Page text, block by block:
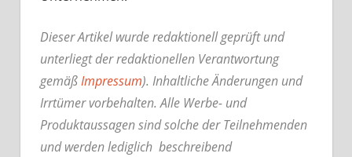
Dieser Artikel wurde redaktionell geprüft und
unterliegt der redaktionellen Verantwortung
gemäßImpressum). Inhaltliche Änderungen und
Irrtümer vorbehalten. Alle Werbe- und
Produktaussagen sind solche der Teilnehmenden
und werden lediglich beschreibend